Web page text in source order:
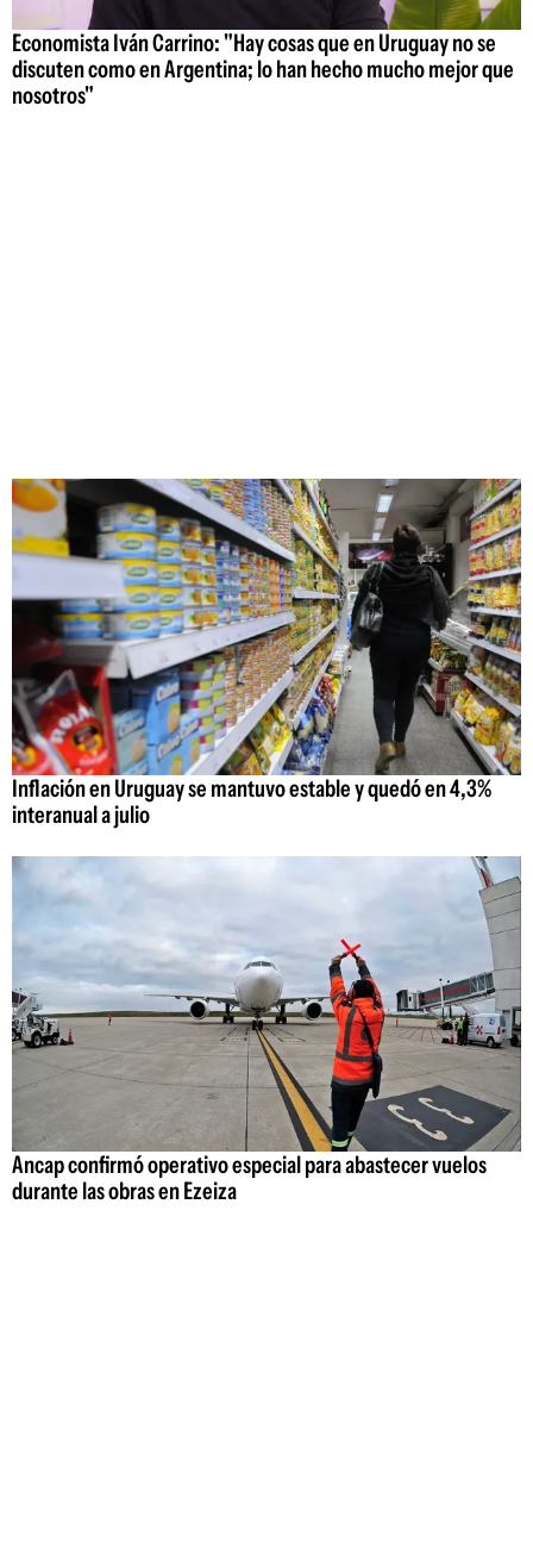
Economista Iván Carrino: "Hay cosas que en Uruguay no se
discuten como en Argentina; lo han hecho mucho mejor que
nosotros"
Inflación en Uruguay se mantuvo estable y quedó en 4,3%
interanual a julio
Ancap confirmó operativo especial para abastecer vuelos
durante las obras en Ezeiza